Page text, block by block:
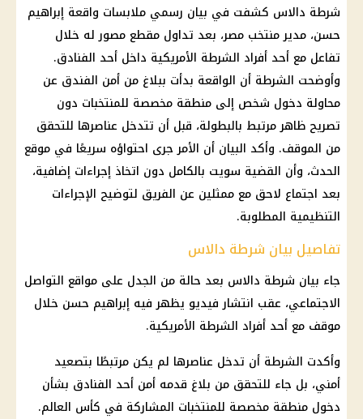
شرطة دالاس كشفت في بيان رسمي ملابسات واقعة إبراهيم
حسن، مدير منتخب مصر، بعد تداول مقطع مصور له خلال
تفاعل مع أحد أفراد الشرطة الأمريكية داخل أحد الفنادق.
وأوضحت الشرطة أن الواقعة بدأت ببلاغ من أمن الفندق عن
محاولة دخول شخص إلى منطقة مخصصة للمنتخبات دون
تصريح ظاهر مرتبط بالبطولة، قبل أن تتدخل عناصرها للتحقق
من الموقف. وأكد البيان أن الأمر جرى احتواؤه سريعًا في موقع
الحدث، وأن القضية سويت بالكامل دون اتخاذ إجراءات إضافية،
بعد اجتماع لاحق مع ممثلين عن الفريق لتوضيح الإجراءات
التنظيمية المطلوبة.
تفاصيل بيان شرطة دالاس
جاء بيان شرطة دالاس بعد حالة من الجدل على مواقع التواصل
الاجتماعي، عقب انتشار فيديو يظهر فيه إبراهيم حسن خلال
موقف مع أحد أفراد الشرطة الأمريكية.
وأكدت الشرطة أن تدخل عناصرها لم يكن مرتبطًا بتصعيد
أمني، بل جاء للتحقق من بلاغ قدمه أمن أحد الفنادق بشأن
دخول منطقة مخصصة للمنتخبات المشاركة في كأس العالم.